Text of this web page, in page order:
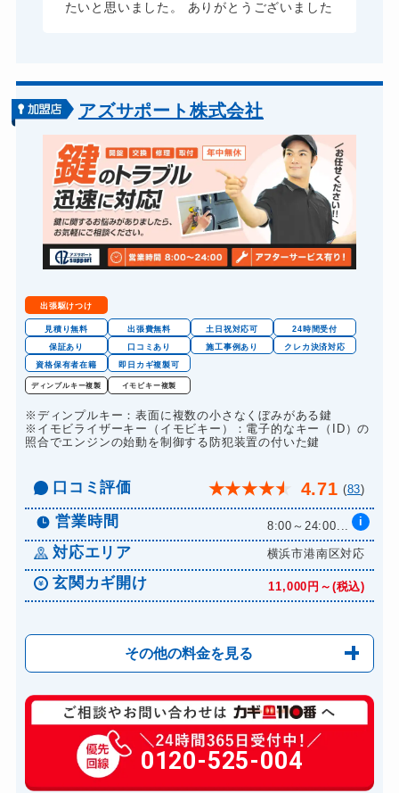
たいと思いました。 ありがとうございました
アズサポート株式会社
出張駆けつけ
見積り無料 出張費無料 土日祝対応可
24時間受付
保証あり
口コミあり 施工事例あり
クレカ決済対応
資格保有者在籍
即日カギ複製可
ディンプルキー複製 イモビキー複製
※ディンプルキー：表面に複数の小さなくぼみがある鍵
※イモビライザーキー（イモビキー）：電子的なキー（ID）の
照合でエンジンの始動を制御する防犯装置の付いた鍵
口コミ評価 ★★★★★ 4.71 (83)
営業時間 8:00～24:00... i
対応エリア 横浜市港南区対応
玄関カギ開け 11,000円～(税込)
その他の料金を見る
玄関カギ修理 8,800円～(税込)
玄関カギ作成 3,300円～(税込)
玄関カギ交換 18,700円～(税込)
0120-525-004